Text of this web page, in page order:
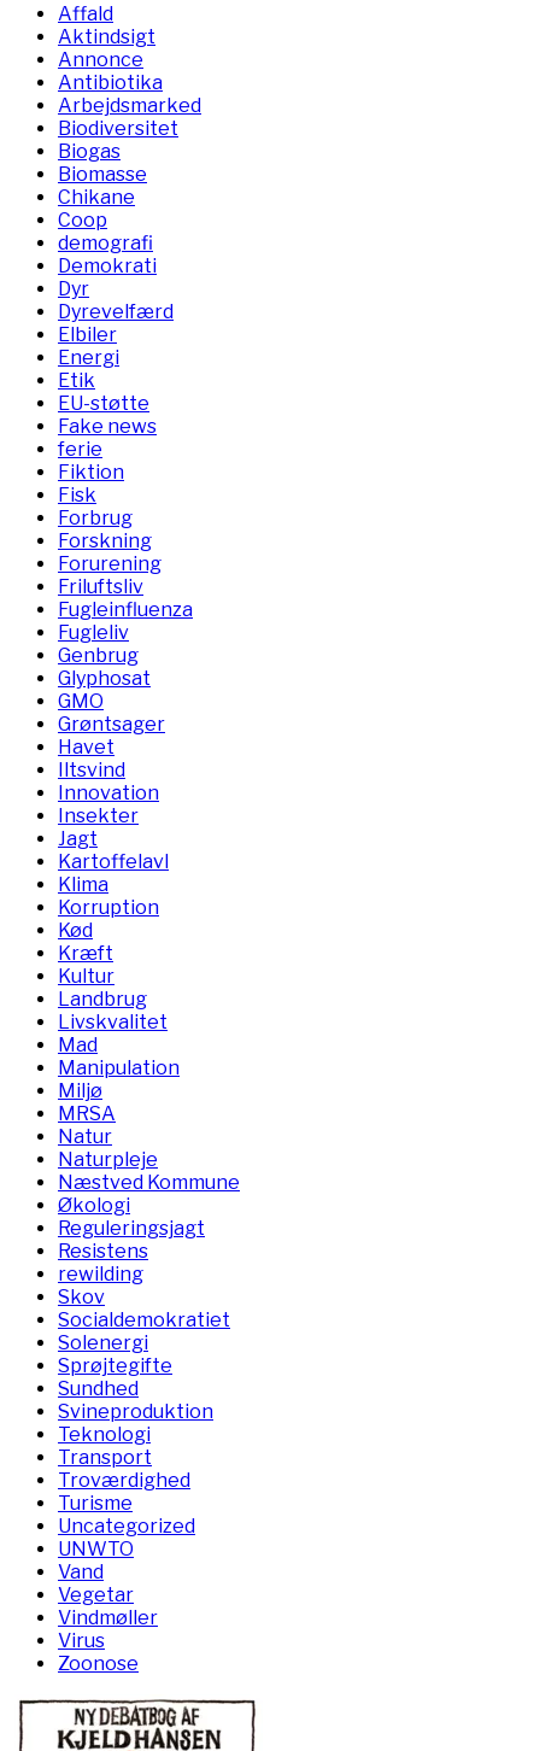
Affald
Aktindsigt
Annonce
Antibiotika
Arbejdsmarked
Biodiversitet
Biogas
Biomasse
Chikane
Coop
demografi
Demokrati
Dyr
Dyrevelfærd
Elbiler
Energi
Etik
EU-støtte
Fake news
ferie
Fiktion
Fisk
Forbrug
Forskning
Forurening
Friluftsliv
Fugleinfluenza
Fugleliv
Genbrug
Glyphosat
GMO
Grøntsager
Havet
Iltsvind
Innovation
Insekter
Jagt
Kartoffelavl
Klima
Korruption
Kød
Kræft
Kultur
Landbrug
Livskvalitet
Mad
Manipulation
Miljø
MRSA
Natur
Naturpleje
Næstved Kommune
Økologi
Reguleringsjagt
Resistens
rewilding
Skov
Socialdemokratiet
Solenergi
Sprøjtegifte
Sundhed
Svineproduktion
Teknologi
Transport
Troværdighed
Turisme
Uncategorized
UNWTO
Vand
Vegetar
Vindmøller
Virus
Zoonose